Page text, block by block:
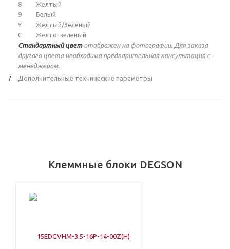
8
Желтый
9
Белый
Y
Желтый/Зеленый
C
Желто-зеленый
Стандартный цветотображен на фотографии. Для заказа
другого цвета необходима предварительная консультация с
менеджером.
Дополнительные технические параметры
Клеммные блоки DEGSON